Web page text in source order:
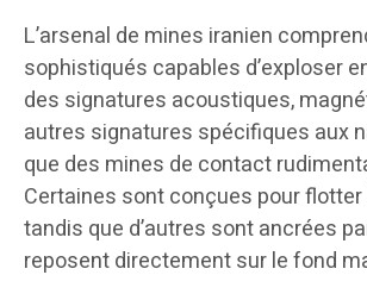
L’arsenal de mines iranien
sophistiqués capables d’exploser
des signatures acoustiques,
autres signatures spécifiques aux
que des mines de contact
Certaines sont conçues pour
tandis que d’autres sont ancrées
reposent directement sur le fond